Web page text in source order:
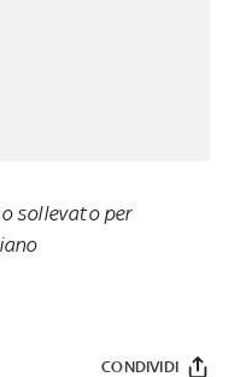
sollevato per
CONDIVIDI